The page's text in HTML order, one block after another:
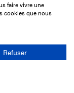
sur le mile
passe le poteau
laisse trois
(Sea The
faire vivre une
cookies que nous
Refuser